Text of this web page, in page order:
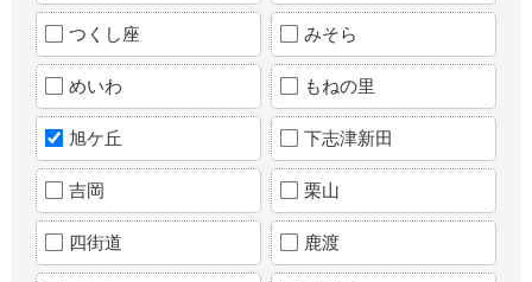
つくし座 みそら
めいわ もねの里
旭ケ丘 下志津新田
吉岡 栗山
四街道 鹿渡